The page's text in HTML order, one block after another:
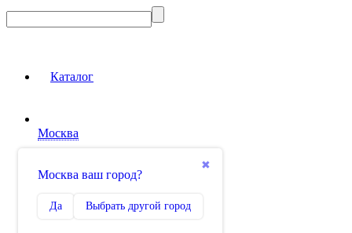
Каталог
Москва
✖
Москва ваш город?
Да Выбрать другой город
Сравнение